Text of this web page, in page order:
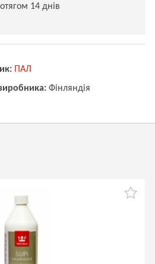
14 днів
ПАЛ
Фінляндія